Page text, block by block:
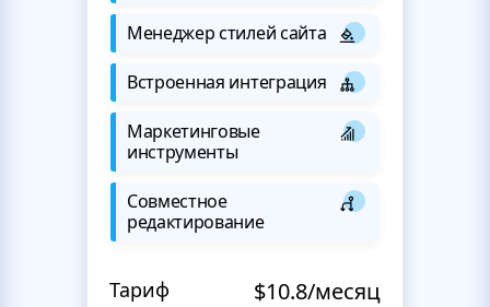
Менеджер стилей сайта
Встроенная интеграция
Маркетинговые
инструменты
Совместное
редактирование
Тариф $10.8/месяц